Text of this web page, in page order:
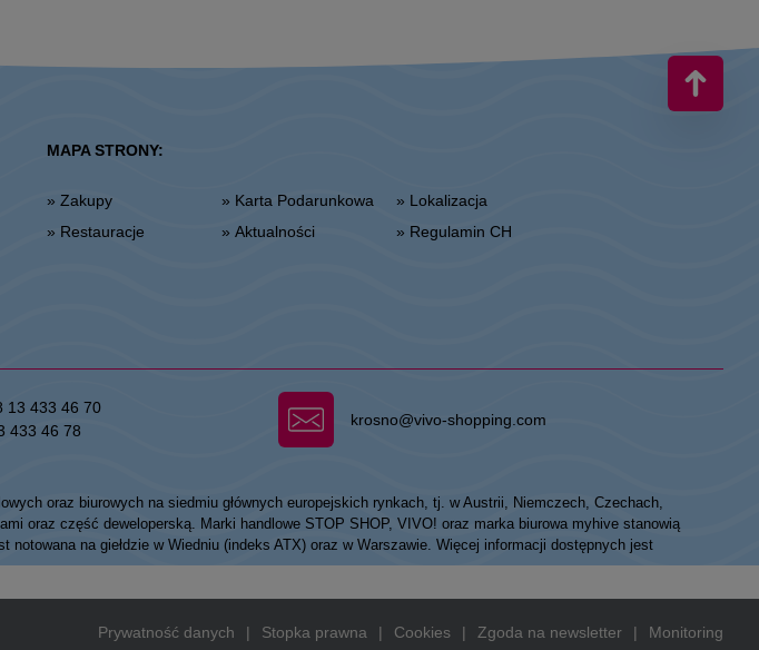
MAPA STRONY:
» Zakupy
» Restauracje
» Karta Podarunkowa
» Aktualności
» Lokalizacja
» Regulamin CH
13 433 46 70
433 46 78
krosno@vivo-shopping.com
oraz biurowych na siedmiu głównych europejskich rynkach, tj. w Austrii, Niemczech, Czechach,
oraz część deweloperską. Marki handlowe STOP SHOP, VIVO! oraz marka biurowa myhive stanowią
na giełdzie w Wiedniu (indeks ATX) oraz w Warszawie. Więcej informacji dostępnych jest
Prywatność danych | Stopka prawna | Cookies | Zgoda na newsletter | Monitoring